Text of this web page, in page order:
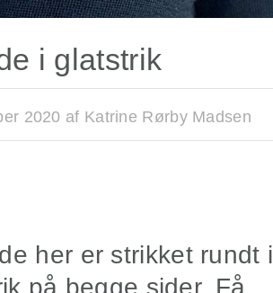
i glatstrik
2020 af Katrine Rørby Madsen
her er strikket rundt i
på begge sider. Få